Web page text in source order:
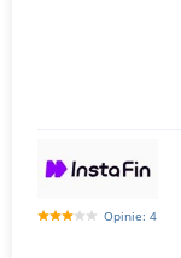
Opinie: 4